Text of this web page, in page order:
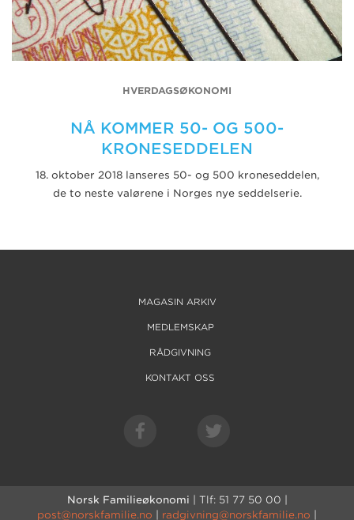
HVERDAGSØKONOMI
NÅ KOMMER 50- OG 500-
KRONESEDDELEN
18. oktober 2018 lanseres 50- og 500 kroneseddelen,
de to neste valørene i Norges nye seddelserie.
MAGASIN ARKIV
MEDLEMSKAP
RÅDGIVNING
KONTAKT OSS
Norsk Familieøkonomi | Tlf: 51 77 50 00 |
post@norskfamilie.no
radgivning@norskfamilie.no